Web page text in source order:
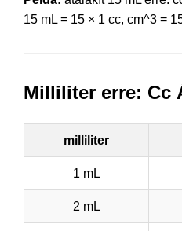
15 mL = 15 × 1 cc, cm^3 =
Milliliter erre: Cc
milliliter
1 mL
2 mL